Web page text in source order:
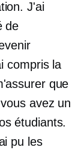
J'ai
de
compris la
que
avez un
étudiants.
pu les